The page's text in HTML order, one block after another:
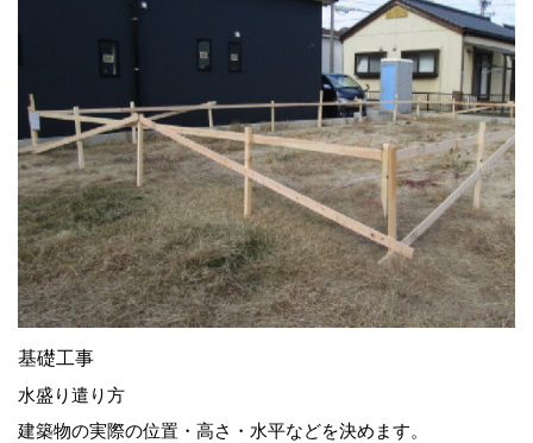
基礎工事
水盛り遣り方
建築物の実際の位置・高さ・水平などを決めます。